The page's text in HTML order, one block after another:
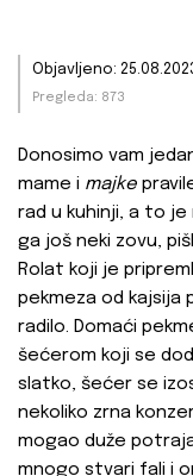
Objavljeno:
Pregleda: 873
Donosimo vam
mame i majke
rad u kuhinji, a to je
ga još neki zovu,
Rolat koji je
pekmeza od kajsija
radilo. Domaći
šećerom koji se
slatko, šećer se
nekoliko zrna
mogao duže
mnogo stvari fali i